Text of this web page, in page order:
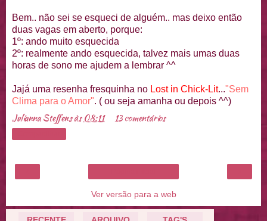
Bem.. não sei se esqueci de alguém.. mas deixo então
duas vagas em aberto, porque:
1º: ando muito esquecida
2º: realmente ando esquecida, talvez mais umas duas
horas de sono me ajudem a lembrar ^^
Jajá uma resenha fresquinha no Lost in Chick-Lit..."Sem
Clima para o Amor". ( ou seja amanha ou depois ^^)
Julianna Steffensàs08:11 13 comentários
Ver versão para a web